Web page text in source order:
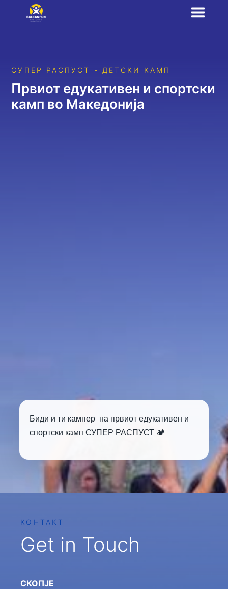
СУПЕР РАСПУСТ - ДЕТСКИ КАМП
Првиот едукативен и спортски
камп во Македонија
Биди и ти кампер на првиот едукативен и
спортски камп СУПЕР РАСПУСТ 🏕️
КОНТАКТ
Get in Touch
СКОПЈЕ